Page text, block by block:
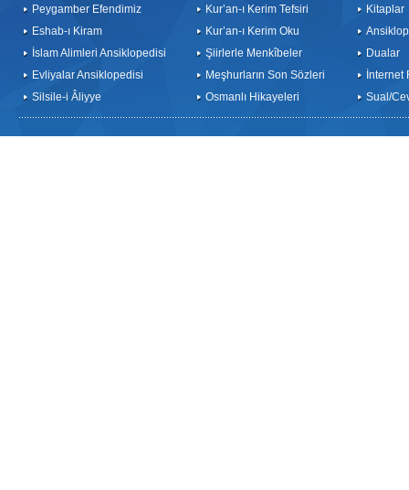
Peygamber Efendimiz
Eshab-ı Kiram
İslam Alimleri Ansiklopedisi
Evliyalar Ansiklopedisi
Silsile-i Âliyye
Kur’an-ı Kerim Tefsiri
Kur’an-ı Kerim Oku
Şiirlerle Menkîbeler
Meşhurların Son Sözleri
Osmanlı Hikayeleri
Kitaplar
Dualar
İnternet
Sual/